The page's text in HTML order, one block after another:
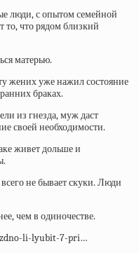
люди, с опытом семейной
то, что рядом близкий
матерью.
жених уже нажил состояние
браках.
из гнезда, муж даст
своей необходимости.
живет дольше и
не бывает скуки. Люди
чем в одиночестве.
li-lyubit-7-pri…